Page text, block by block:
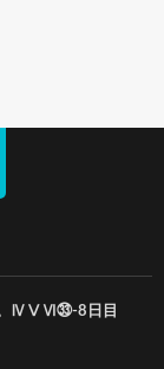
。ⅣⅤⅥ㉝-8日目